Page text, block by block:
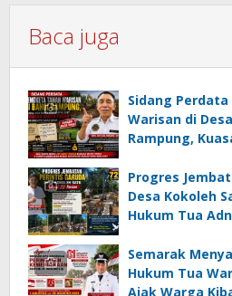
Baca juga
Sidang
Warisan di
Rampung,
Korupsi Dandes
Progres
Desa Kokoleh
Hukum Tua
Semarak
Hukum Tua
Ajak Warga